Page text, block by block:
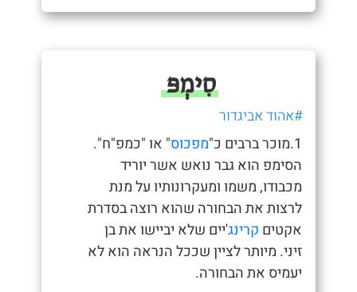
סִימְפּ
#אהוד אביגדור
1.מוכר ברבים כ"
מפכוס" או "כמפ"ח".
הסימפ הוא גבר נואש אשר יוריד
מכבודו, משמו ומעקרונותיו על מנת
לרצות את הבחורה שהוא רוצה בסדרת
אקטים קרינג'יים שלא יביישו את בן
זיני. מיותר לציין שככל הנראה הוא לא
יעמיס את הבחורה.